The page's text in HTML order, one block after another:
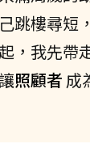
跳樓尋短
，我先帶
照顧者 成